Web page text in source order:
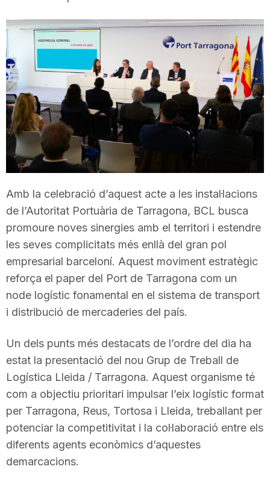
e
T
a
r
a
g
n
a
Amb la celebració d’aquest acte a les instal·lacions
de l’Autoritat Portuària de Tarragona, BCL busca
promoure noves sinergies amb el territori i estendre
les seves complicitats més enllà del gran pol
empresarial barceloní. Aquest moviment estratègic
reforça el paper del Port de Tarragona com un
node logístic fonamental en el sistema de transport
i distribució de mercaderies del país.
Un dels punts més destacats de l’ordre del dia ha
estat la presentació del nou Grup de Treball de
Logística Lleida / Tarragona. Aquest organisme té
com a objectiu prioritari impulsar l’eix logístic format
per Tarragona, Reus, Tortosa i Lleida, treballant per
potenciar la competitivitat i la col·laboració entre els
diferents agents econòmics d’aquestes
demarcacions.